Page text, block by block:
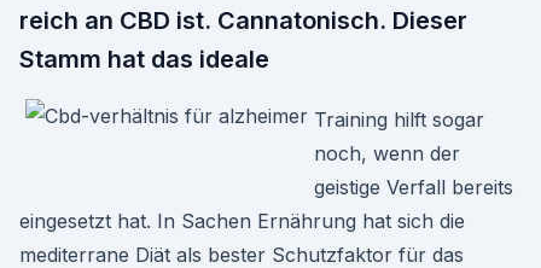
reich an CBD ist. Cannatonisch. Dieser
Stamm hat das ideale
Training hilft sogar
noch, wenn der
geistige Verfall bereits
eingesetzt hat. In Sachen Ernährung hat sich die
mediterrane Diät als bester Schutzfaktor für das